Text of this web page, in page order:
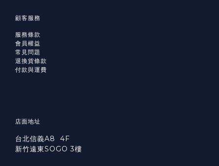
顧客服務
服務條款
會員權益
常見問題
退換貨條款
付款與運費
店面地址
台北信義A8 4F
新竹遠東SOGO 3樓